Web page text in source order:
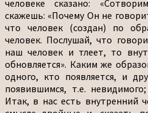
человеке сказано:
скажешь: «Почему Он не
что человек (создан) по
человек. Послушай, что
наш человек и тлеет, то
обновляется». Каким же
одного, кто появляется, и
появившимся, т.е.
Итак, в нас есть внутренний